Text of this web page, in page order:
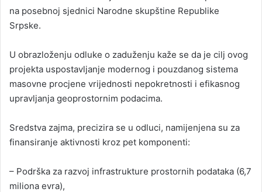
na posebnoj sjednici Narodne skupštine Republike
Srpske.
U obrazloženju odluke o zaduženju kaže se da je cilj ovog
projekta uspostavljanje modernog i pouzdanog sistema
masovne procjene vrijednosti nepokretnosti i efikasnog
upravljanja geoprostornim podacima.
Sredstva zajma, precizira se u odluci, namijenjena su za
finansiranje aktivnosti kroz pet komponenti:
– Podrška za razvoj infrastrukture prostornih podataka (6,7
miliona evra),